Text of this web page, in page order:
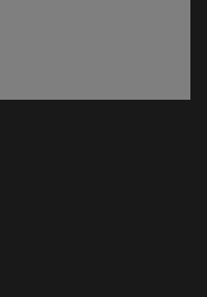
nueva ventana)
ventana)